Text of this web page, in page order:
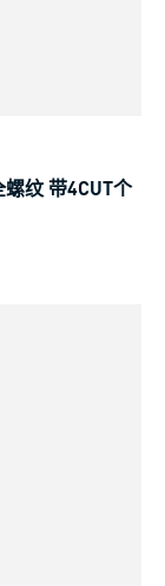
纹 带4CUT个